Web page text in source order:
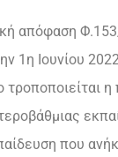
απόφαση
1η Ιουνίου
που